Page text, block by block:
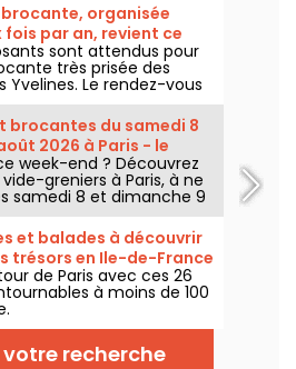
organisée
fois par an, revient ce
Yvelines
sont attendus pour
très prisée des
Yvelines. Le rendez-vous
du Carrefour de
9 août 2026.
brocantes du samedi 8
2026 à Paris - le
end
week-end ? Découvrez
greniers à Paris, à ne
samedi 8 et dimanche 9
le plein de bonnes
et balades à découvrir
trésors en Ile-de-France
de Paris avec ces 26
à moins de 100
recherche